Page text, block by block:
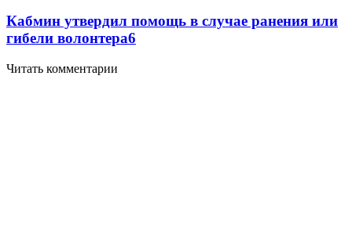
Кабмин утвердил помощь в случае ранения или
гибели волонтера6
Читать комментарии